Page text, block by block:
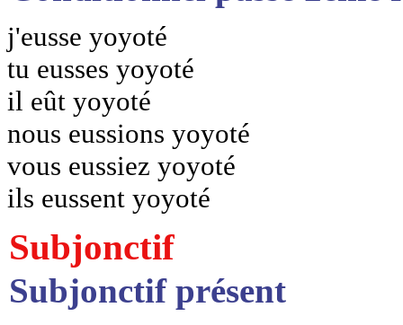
j'eusse yoyoté
tu eusses yoyoté
il eût yoyoté
nous eussions yoyoté
vous eussiez yoyoté
ils eussent yoyoté
Subjonctif
Subjonctif présent